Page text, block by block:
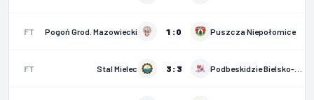
FT Pogoń Grod. Mazowiecki 1 : 0 Puszcza Niepołomice
FT Stal Mielec 3 : 3